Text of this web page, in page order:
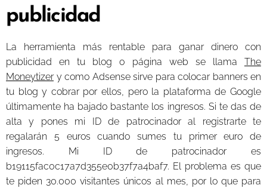
publicidad
La herramienta más rentable para ganar dinero con
publicidad en tu blog o página web se llama The
Moneytizery como Adsense sirve para colocar banners en
tu blog y cobrar por ellos, pero la plataforma de Google
últimamente ha bajado bastante los ingresos. Si te das de
alta y pones mi ID de patrocinador al registrarte te
regalarán 5 euros cuando sumes tu primer euro de
ingresos. Mi ID de patrocinador es
b19115fac0c17a7d355e0b37f7a4baf7. El problema es que
te piden 30.000 visitantes únicos al mes, por lo que para